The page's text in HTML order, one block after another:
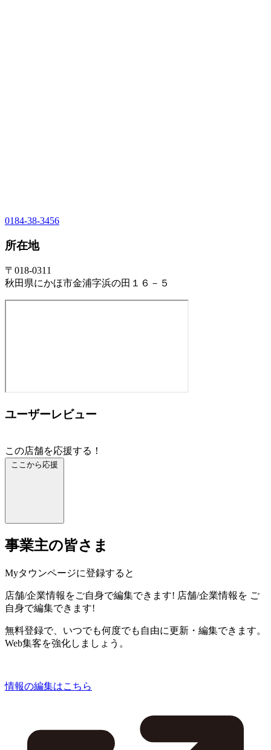
0184-38-3456
所在地
〒018-0311
秋田県にかほ市金浦字浜の田１６－５
ユーザーレビュー
この店舗を応援する！
ここから応援
事業主の皆さま
Myタウンページに登録すると
店舗/企業情報をご自身で編集できます! 店舗/企業情報を ご
自身で編集できます!
無料登録で、いつでも何度でも自由に更新・編集できます。
Web集客を強化しましょう。
情報の編集はこちら